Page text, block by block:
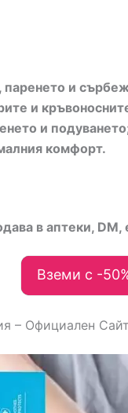
паренето и
и
и
комфорт.
в аптеки,
Вземи с -
– Официален Сайт